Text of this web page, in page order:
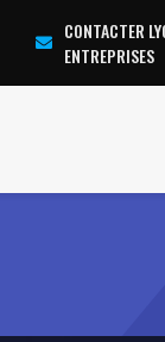
CONTACTER
ENTREPRISES